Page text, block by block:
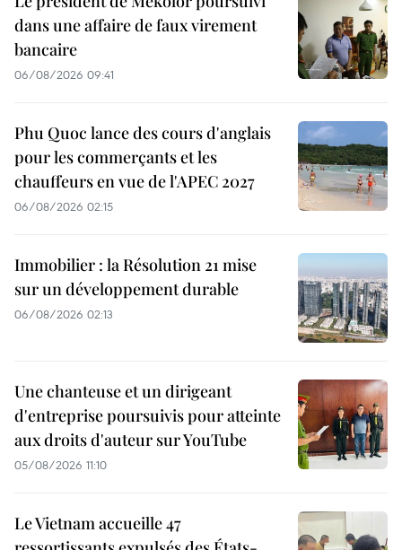
dans une affaire de faux virement
bancaire
06/08/2026 09:41
Phu Quoc lance des cours d'anglais
pour les commerçants et les
chauffeurs en vue de l'APEC 2027
06/08/2026 02:15
Immobilier : la Résolution 21 mise
sur un développement durable
06/08/2026 02:13
Une chanteuse et un dirigeant
d'entreprise poursuivis pour atteinte
aux droits d'auteur sur YouTube
05/08/2026 11:10
Le Vietnam accueille 47